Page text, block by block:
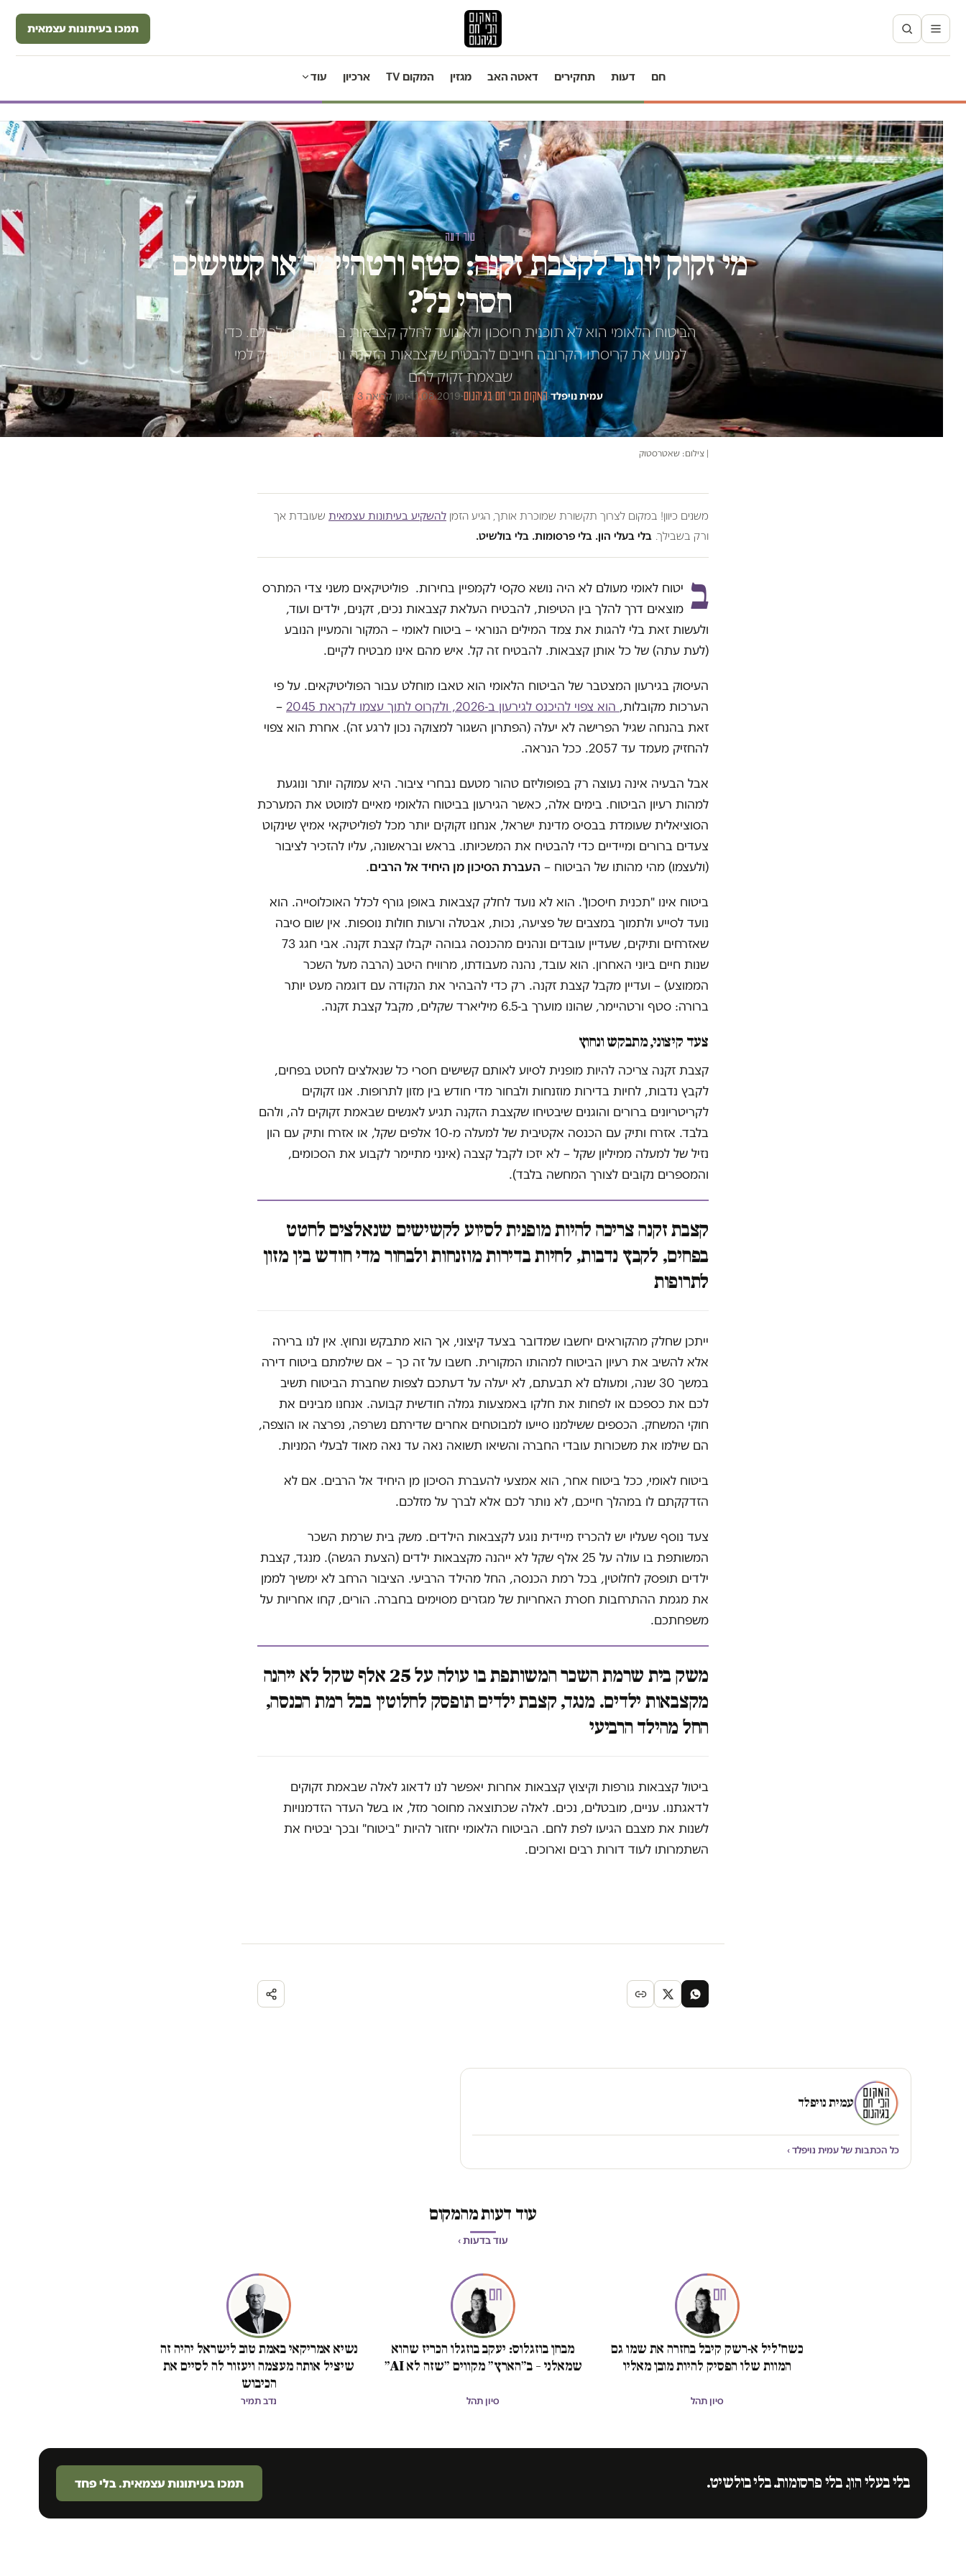
תמכו בעיתונות עצמאית
חם דעות תחקירים דאטה האב מגזין המקום TV ארכיון עוד
טור דעה
מי זקוק יותר לקצבת זקנה: סטף ורטהיימר או קשישים
חסרי כל?
הביטוח הלאומי הוא לא תוכנית חיסכון ולא נועד לחלק קצבאות באופן גורף לכולם. כדי
למנוע את קריסתו הקרובה חייבים להבטיח שקצבאות הזקנה והילדים יגיעו רק למי
שבאמת זקוק להם
עמית נויפלד·המקום הכי חם בגיהנום·
11.08.2019
·זמן קריאה 3 דק׳
| צילום: שאטרסטוק
משנים כיוון! במקום לצרוך תקשורת שמוכרת אותך, הגיע הזמן להשקיע בעיתונות עצמאית שעובדת אך
ורק בשבילך. בלי בעלי הון. בלי פרסומות. בלי בולשיט.
ב יטוח לאומי מעולם לא היה נושא סקסי לקמפיין בחירות. פוליטיקאים משני צדי המתרס
מוצאים דרך להלך בין הטיפות, להבטיח העלאת קצבאות נכים, זקנים, ילדים ועוד,
ולעשות זאת בלי להגות את צמד המילים הנוראי – ביטוח לאומי – המקור והמעיין הנובע
(לעת עתה) של כל אותן קצבאות. להבטיח זה קל. איש מהם אינו מבטיח לקיים.
העיסוק בגירעון המצטבר של הביטוח הלאומי הוא טאבו מוחלט עבור הפוליטיקאים. על פי
הערכות מקובלות, הוא צפוי להיכנס לגירעון ב-2026, ולקרוס לתוך עצמו לקראת 2045
–
זאת בהנחה שגיל הפרישה לא יעלה (הפתרון השגור למצוקה נכון לרגע זה). אחרת הוא צפוי
להחזיק מעמד עד 2057. ככל הנראה.
אבל הבעיה אינה נעוצה רק בפופוליזם טהור מטעם נבחרי ציבור. היא עמוקה יותר ונוגעת
למהות רעיון הביטוח. בימים אלה, כאשר הגירעון בביטוח הלאומי מאיים למוטט את המערכת
הסוציאלית שעומדת בבסיס מדינת ישראל, אנחנו זקוקים יותר מכל לפוליטיקאי אמיץ שינקוט
צעדים ברורים ומיידיים כדי להבטיח את המשכיותו. בראש ובראשונה, עליו להזכיר לציבור
(ולעצמו) מהי מהותו של הביטוח – העברת הסיכון מן היחיד אל הרבים.
ביטוח אינו "תכנית חיסכון". הוא לא נועד לחלק קצבאות באופן גורף לכלל האוכלוסייה. הוא
נועד לסייע ולתמוך במצבים של פציעה, נכות, אבטלה ורעות חולות נוספות. אין שום סיבה
שאזרחים ותיקים, שעדיין עובדים ונהנים מהכנסה גבוהה יקבלו קצבת זקנה. אבי חגג 73
שנות חיים ביוני האחרון. הוא עובד, נהנה מעבודתו, מרוויח היטב (הרבה מעל השכר
הממוצע) – ועדיין מקבל קצבת זקנה. רק כדי להבהיר את הנקודה עם דוגמה מעט יותר
ברורה: סטף ורטהיימר, שהונו מוערך ב-6.5 מיליארד שקלים, מקבל קצבת זקנה.
צעד קיצוני, מתבקש ונחוץ
קצבת זקנה צריכה להיות מופנית לסיוע לאותם קשישים חסרי כל שנאלצים לחטט בפחים,
לקבץ נדבות, לחיות בדירות מוזנחות ולבחור מדי חודש בין מזון לתרופות. אנו זקוקים
לקריטריונים ברורים והוגנים שיבטיחו שקצבת הזקנה תגיע לאנשים שבאמת זקוקים לה, ולהם
בלבד. אזרח ותיק עם הכנסה אקטיבית של למעלה מ-10 אלפים שקל, או אזרח ותיק עם הון
נזיל של למעלה ממיליון שקל – לא יזכו לקבל קצבה (אינני מתיימר לקבוע את הסכומים,
והמספרים נקובים לצורך המחשה בלבד).
קצבת זקנה צריכה להיות מופנית לסיוע לקשישים שנאלצים לחטט
בפחים, לקבץ נדבות, לחיות בדירות מוזנחות ולבחור מדי חודש בין מזון
לתרופות
ייתכן שחלק מהקוראים יחשבו שמדובר בצעד קיצוני, אך הוא מתבקש ונחוץ. אין לנו ברירה
אלא להשיב את רעיון הביטוח למהותו המקורית. חשבו על זה כך – אם שילמתם ביטוח דירה
במשך 30 שנה, ומעולם לא תבעתם, לא יעלה על דעתכם לצפות שחברת הביטוח תשיב
לכם את כספכם או לפחות את חלקו באמצעות גמלה חודשית קבועה. אנחנו מבינים את
חוקי המשחק. הכספים ששילמנו סייעו למבוטחים אחרים שדירתם נשרפה, נפרצה או הוצפה,
הם שילמו את משכורות עובדי החברה והשיאו תשואה נאה עד נאה מאוד לבעלי המניות.
ביטוח לאומי, ככל ביטוח אחר, הוא אמצעי להעברת הסיכון מן היחיד אל הרבים. אם לא
הזדקקתם לו במהלך חייכם, לא נותר לכם אלא לברך על מזלכם.
צעד נוסף שעליו יש להכריז מיידית נוגע לקצבאות הילדים. משק בית שרמת השכר
המשותפת בו עולה על 25 אלף שקל לא ייהנה מקצבאות ילדים (הצעת הגשה). מנגד, קצבת
ילדים תופסק לחלוטין, בכל רמת הכנסה, החל מהילד הרביעי. הציבור הרחב לא ימשיך לממן
את מגמת ההתרחבות חסרת האחריות של מגזרים מסוימים בחברה. הורים, קחו אחריות על
משפחתכם.
משק בית שרמת השכר המשותפת בו עולה על 25 אלף שקל לא ייהנה
מקצבאות ילדים. מנגד, קצבת ילדים תופסק לחלוטין בכל רמת הכנסה,
החל מהילד הרביעי
ביטול קצבאות גורפות וקיצוץ קצבאות אחרות יאפשר לנו לדאוג לאלה שבאמת זקוקים
לדאגתנו. עניים, מובטלים, נכים. לאלה שכתוצאה מחוסר מזל, או בשל העדר הזדמנויות
לשנות את מצבם הגיעו לפת לחם. הביטוח הלאומי יחזור להיות "ביטוח" ובכך יבטיח את
השתמרותו לעוד דורות רבים וארוכים.
עמית נויפלד
כל הכתבות של עמית נויפלד ›
עוד דעות מהמקום
עוד בדעות ›
כשח'ליל א-רשק קיבל בחזרה את שמו גם
המוות שלו הפסיק להיות מובן מאליו
סיון תהל
מבחן בוזגלוס: יעקב בוזגלו הכריז שהוא
שמאלני – ב״הארץ״ מקווים ״שזה לא AI״
סיון תהל
נשיא אמריקאי באמת טוב לישראל יהיה זה
שיציל אותה מעצמה ויעזור לה לסיים את
הכיבוש
נדב תמיר
בלי בעלי הון. בלי פרסומות. בלי בולשיט. תמכו בעיתונות עצמאית. בלי פחד